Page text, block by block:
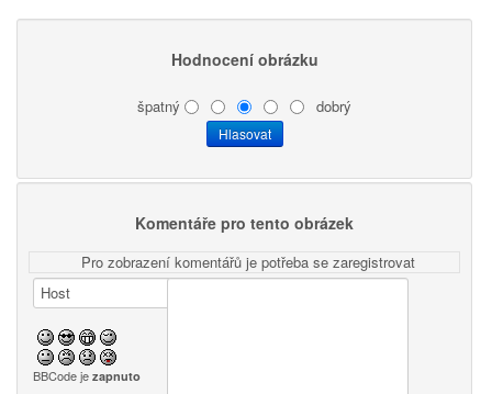
Hodnocení obrázku
špatný dobrý
Komentáře pro tento obrázek
Pro zobrazení komentářů je potřeba se zaregistrovat
BBCode je zapnuto